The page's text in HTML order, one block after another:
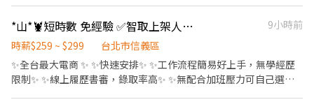
路88號 - 松菸文創園區裡面 #限高中畢業以上 #英文不錯或服務業經
驗1年以上者優 (入職前三-四週皆會帶薪培訓，周一到五
⭐️立即上工 ☎️連絡電話：0958-597-712 小映 或ID詢問zxcv001728
留下姓名電話 截圖詢問我唷
理包裹櫃位上下架 搬運✨點貨✨理貨✨整理 店面清潔維護 07:00-
13:30(彈性到班5小時) 時薪 259 17:30-22:30(彈性到班5小時) 時薪
279 夜班 23:30-03:30 時薪299 假日早 07:00-12:00 時薪 259 假日晚
17:30-23:30 時薪 279 需支援鄰近店面跑點，跑點距離<10Km "台
*山*🦞短時數 免經驗 ✅智取上架人員 高時薪兼職在這裡
9小時前
時薪$259 ~ $299
台北市信義區
✨全台最大電商 ✨ ✨快速安排✨ ✨工作流程簡易好上手，無學經歷
限制✨ ✨線上履歷書審，錄取率高✨ ✨無配合加班壓力可自己選擇✨